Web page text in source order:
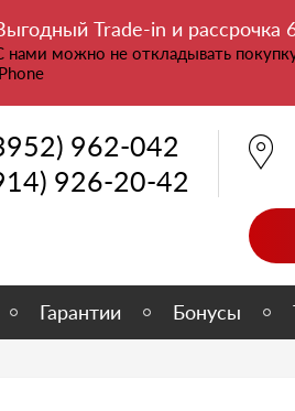
Trade-in и рассрочка
нами можно не откладывать
962-042
926-20-42
Гарантии Бонусы